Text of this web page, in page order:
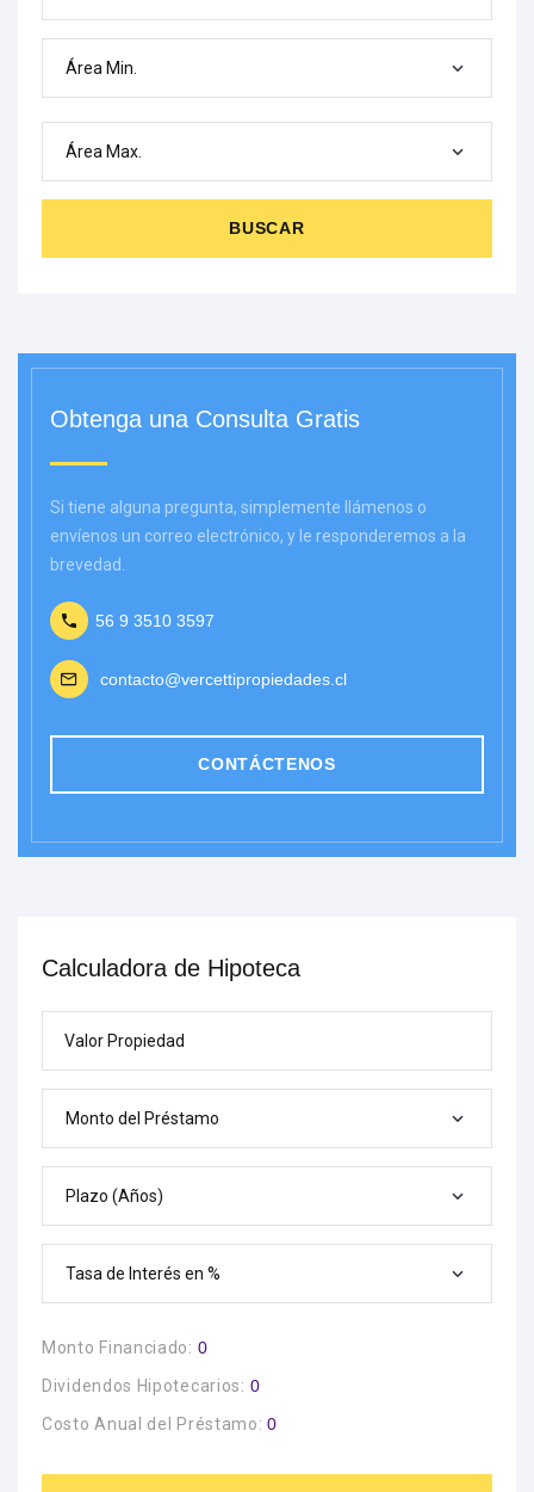
Área Min.
Área Max.
BUSCAR
Obtenga una Consulta Gratis
Si tiene alguna pregunta, simplemente llámenos o
envíenos un correo electrónico, y le responderemos a la
brevedad.
56 9 3510 3597
contacto@vercettipropiedades.cl
CONTÁCTENOS
Calculadora de Hipoteca
Valor Propiedad
Monto del Préstamo
Plazo (Años)
Tasa de Interés en %
Monto Financiado: 0
Dividendos Hipotecarios: 0
Costo Anual del Préstamo:0